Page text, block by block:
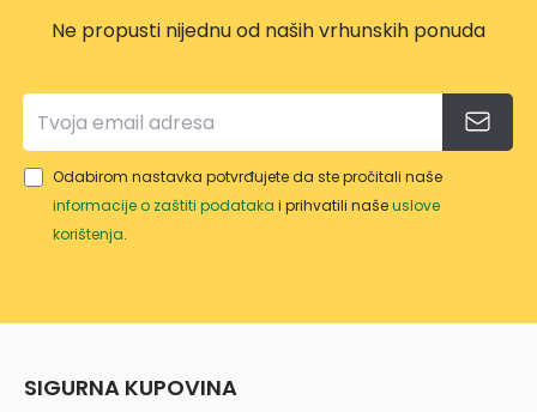
Ne propusti nijednu od naših vrhunskih ponuda
Odabirom nastavka potvrđujete da ste pročitali naše
informacije o zaštiti podataka i prihvatili našeuslove
korištenja.
SIGURNA KUPOVINA